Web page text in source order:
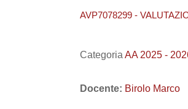
AVP7078299 -
Categoria AA 2025 -
Docente: Birolo Marco